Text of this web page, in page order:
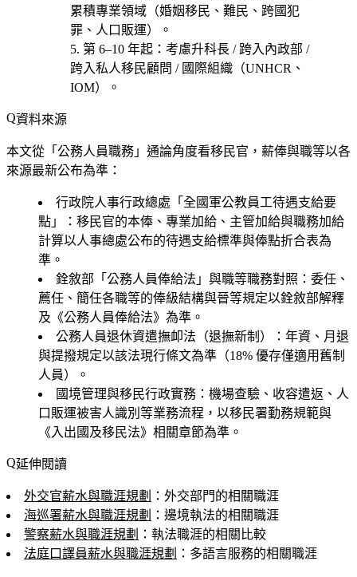
累積專業領域（婚姻移民、難民、跨國犯
罪、人口販運）
。
第 6–10 年起 ：考慮升科長 / 跨入內政部 /
跨入私人移民顧問 / 國際組織（UNHCR、
IOM）
。
資料來源
本文從「公務人員職務」通論角度看移民官，薪俸與職等以各
來源最新公布為準：
行政院人事行政總處「全國軍公教員工待遇支給要
點」
：移民官的本俸、專業加給、主管加給與職務加給
計算以人事總處公布的待遇支給標準與俸點折合表為
準。
銓敘部「公務人員俸給法」與職等職務對照 ：委任、
薦任、簡任各職等的俸級結構與晉等規定以銓敘部解釋
及《公務人員俸給法》為準。
公務人員退休資遣撫卹法（退撫新制）
：年資、月退
與提撥規定以該法現行條文為準（18% 優存僅適用舊制
人員）。
國境管理與移民行政實務 ：機場查驗、收容遣返、人
口販運被害人識別等業務流程，以移民署勤務規範與
《入出國及移民法》相關章節為準。
延伸閱讀
外交官薪水與職涯規劃 ：外交部門的相關職涯
海巡署薪水與職涯規劃 ：邊境執法的相關職涯
警察薪水與職涯規劃 ：執法職涯的相關比較
法庭口譯員薪水與職涯規劃 ：多語言服務的相關職涯